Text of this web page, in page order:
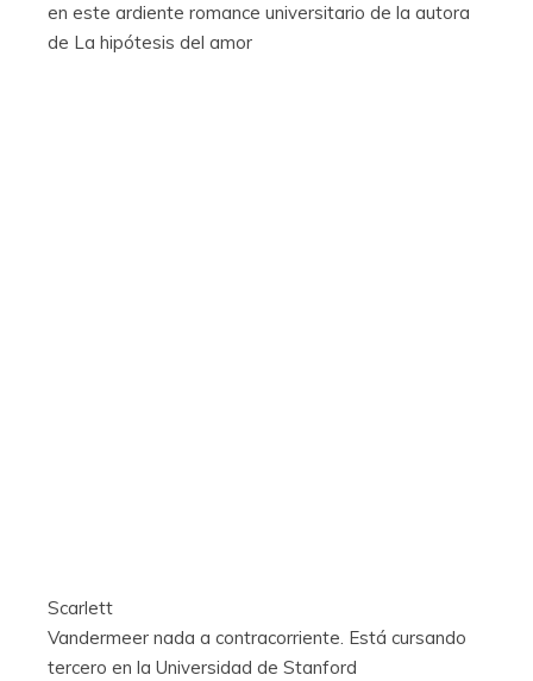
en este ardiente romance universitario de la autora
de La hipótesis del amor
Scarlett
Vandermeer nada a contracorriente. Está cursando
tercero en la Universidad de Stanford